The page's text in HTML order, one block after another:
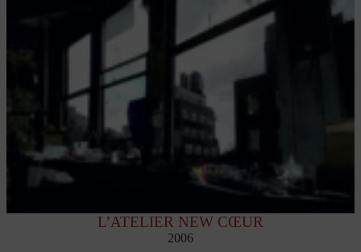
L’ATELIER NEW CŒUR
2006